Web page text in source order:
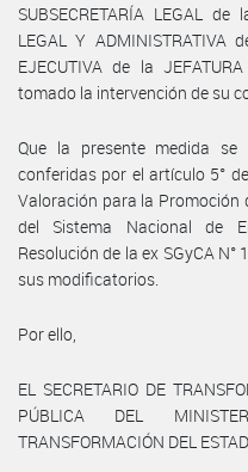
SUBSECRETARÍA LEGAL de
LEGAL Y ADMINISTRATIVA
EJECUTIVA de la
tomado la intervención de su
Que la presente medida
conferidas por el artículo 5°
Valoración para la Promoción
del Sistema Nacional de
Resolución de la ex SGyCA
sus modificatorios.
Por ello,
EL SECRETARIO DE
PÚBLICA DEL
TRANSFORMACIÓN DEL